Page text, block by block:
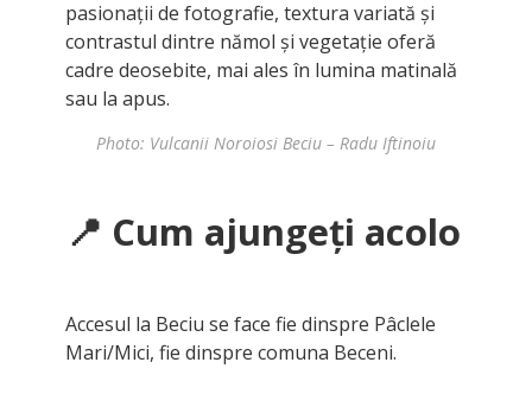
pasionații de fotografie, textura variată și
contrastul dintre nămol și vegetație oferă
cadre deosebite, mai ales în lumina matinală
sau la apus.
Photo: Vulcanii Noroiosi Beciu – Radu Iftinoiu
📍 Cum ajungeți acolo
Accesul la Beciu se face fie dinspre Pâclele
Mari/Mici, fie dinspre comuna Beceni.